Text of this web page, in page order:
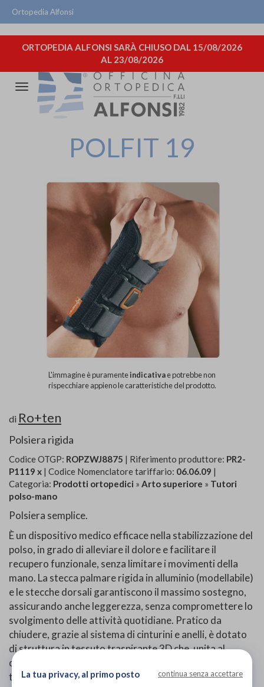
Ortopedia Alfonsi
ORTOPEDIA ALFONSI SARÀ CHIUSO DAL 15/08/2026
AL 23/08/2026
Attiva/disattiva
navigazione
POLFIT 19
L'immagine è puramenteindicativae potrebbe non
rispecchiare appieno le caratteristiche del prodotto.
di Ro+ten
Polsiera rigida
Codice OTGP: ROPZWJ8875 | Riferimento produttore: PR2-
P1119 x | Codice Nomenclatore tariffario: 06.06.09 |
Categoria: Prodotti ortopedici » Arto superiore » Tutori
polso-mano
Polsiera semplice.
È un dispositivo medico efficace nella stabilizzazione del
polso, in grado di alleviare il dolore e facilitare il
recupero funzionale, senza limitare i movimenti della
mano. La stecca palmare rigida in alluminio (modellabile)
e le stecche dorsali garantiscono il massimo sostegno,
assicurando anche leggerezza, senza compromettere lo
svolgimento delle attività quotidiane. Pratico da
chiudere, grazie al sistema di cinturini e anelli, è dotato
di struttura in tessuto traspirante 3D che, unita al
design anatomico, fornisce comfort e buona
tollerabilità.
La tua privacy, al primo posto continua senza accettare